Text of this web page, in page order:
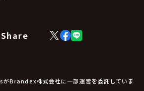
Share
X
(Twitter)
Facebook
LINE
Brandex株式会社に一部運営を委託していま